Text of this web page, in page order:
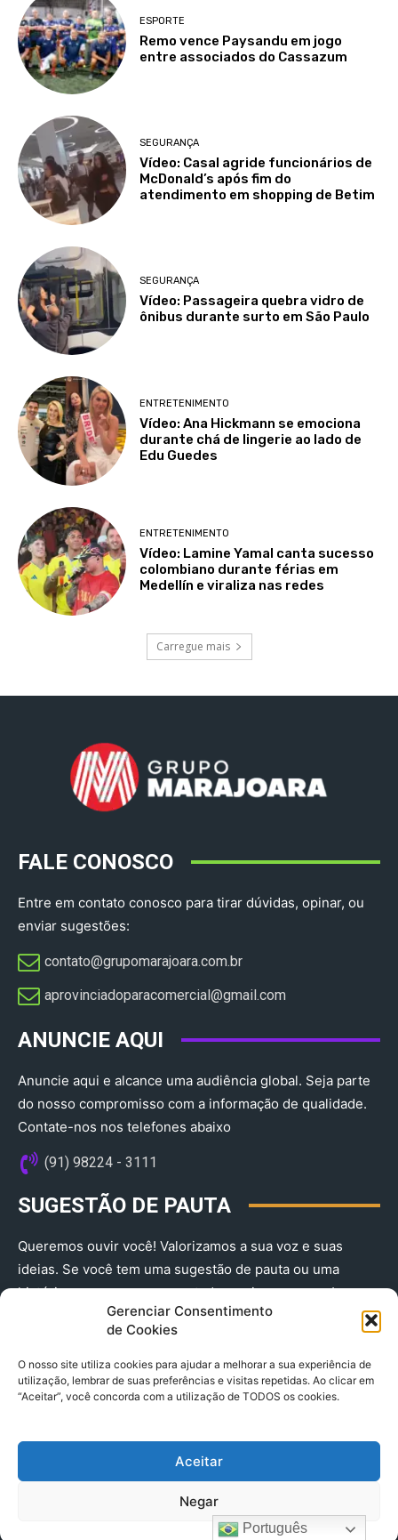
Gerenciar Consentimento
de Cookies
O nosso site utiliza cookies para ajudar a melhorar a sua experiência de
utilização, lembrar de suas preferências e visitas repetidas. Ao clicar em
“Aceitar”, você concorda com a utilização de TODOS os cookies.
Aceitar
Negar
ESPORTE
Remo vence Paysandu em jogo
entre associados do Cassazum
SEGURANÇA
Vídeo: Casal agride funcionários de
McDonald’s após fim do
atendimento em shopping de Betim
SEGURANÇA
Vídeo: Passageira quebra vidro de
ônibus durante surto em São Paulo
ENTRETENIMENTO
Vídeo: Ana Hickmann se emociona
durante chá de lingerie ao lado de
Edu Guedes
ENTRETENIMENTO
Vídeo: Lamine Yamal canta sucesso
colombiano durante férias em
Medellín e viraliza nas redes
Carregue mais
FALE CONOSCO
Entre em contato conosco para tirar dúvidas, opinar, ou
enviar sugestões:
contato@grupomarajoara.com.br
aprovinciadoparacomercial@gmail.com​
ANUNCIE AQUI
Anuncie aqui e alcance uma audiência global. Seja parte
do nosso compromisso com a informação de qualidade.
Contate-nos nos telefones abaixo
(91) 98224 - 3111
SUGESTÃO DE PAUTA
Queremos ouvir você! Valorizamos a sua voz e suas
ideias. Se você tem uma sugestão de pauta ou uma
história que merece ser contada, envie-nos agora!
(91) 98224 - 3111
© 2025 A Província do Pará CNPJ: 04.901.141/0001-36 End .
Trav. Quintino Bocaiuva 2301, Ed. Rogério Fernandez – Sala
2701- Cremação – CEP 66045.315
Português